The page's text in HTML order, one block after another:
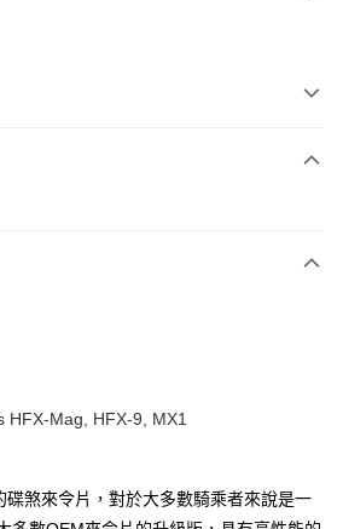
】
商品之後才付款」的支付方式。 讓您購物簡單
需綁卡、不需儲值。
訊認證，即可結帳。
務後，再付款。
HFX-Mag, HFX-9, MX1
煞來令片，對於大多數騎乘者來說是一